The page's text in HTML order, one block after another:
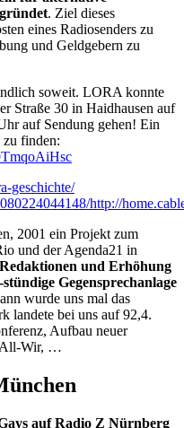
. Ziel dieses
eines Radiosenders zu
und Geldgebern zu
soweit. LORA konnte
Straße 30 in Haidhausen auf
auf Sendung gehen! Ein
zu finden:
geschichte/
http://
2001 ein Projekt zum
und der Agenda21 in
und Erhöhung
Gegensprechanlage
wurde uns mal das
landete bei uns auf 92,4.
Aufbau neuer
All-Wir, …
auf Radio Z Nürnberg